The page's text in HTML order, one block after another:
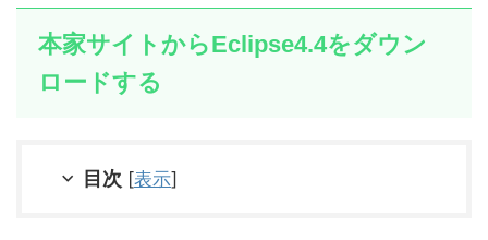
本家サイトからEclipse4.4をダウン
ロードする
目次 [表示]